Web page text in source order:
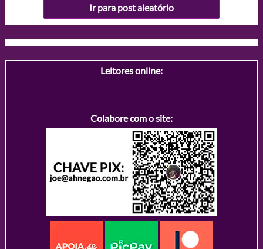
Ir para post aleatório
Leitores online:
Colabore com o site: